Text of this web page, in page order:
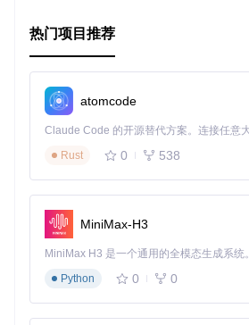
热门项目推荐
atomcode
Rust
0 538
MiniMax-H3
Python
0 0